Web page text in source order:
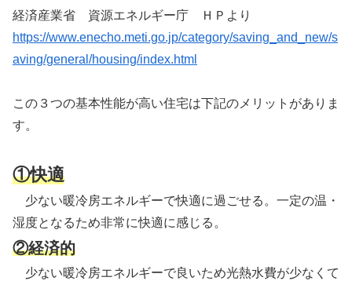
経済産業省 資源エネルギー庁 ＨＰより
https://www.enecho.meti.go.jp/category/saving_and_new/s
aving/general/housing/index.html
この３つの基本性能が高い住宅は下記のメリットがありま
す。
①快適
少ない暖冷房エネルギーで快適に過ごせる。一定の温・
湿度となるため非常に快適に感じる。
②経済的
少ない暖冷房エネルギーで良いため光熱水費が少なくて